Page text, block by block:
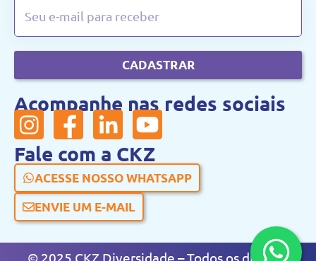
CADASTRAR
Acompanhe nas redes sociais
Fale com a CKZ
ACESSE NOSSO WHATSAPP
ENVIE UM E-MAIL
© 2025 CKZ Diversidade – Todos os direitos